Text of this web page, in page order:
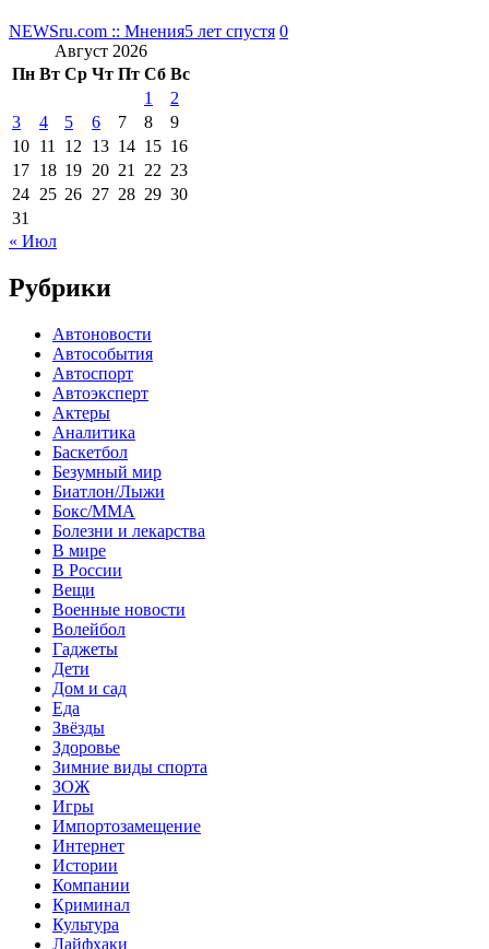
NEWSru.com :: Мнения5 лет спустя 0
Август 2026
Пн Вт Ср Чт Пт Сб Вс
1
2
3
4 5 6 7 8
9
10 11 12 13 14 15 16
17 18 19 20 21 22 23
24 25 26 27 28 29 30
31
« Июл
Рубрики
Автоновости
Автособытия
Автоспорт
Автоэксперт
Актеры
Аналитика
Баскетбол
Безумный мир
Биатлон/Лыжи
Бокс/MMA
Болезни и лекарства
В мире
В России
Вещи
Военные новости
Волейбол
Гаджеты
Дети
Дом и сад
Еда
Звёзды
Здоровье
Зимние виды спорта
ЗОЖ
Игры
Импортозамещение
Интернет
Истории
Компании
Криминал
Культура
Лайфхаки